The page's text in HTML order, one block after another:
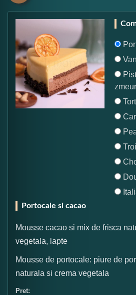
Portocale si cacao
Mousse cacao si mix de frisca
vegetala, lapte
Mousse de portocale: piure de
naturala si crema vegetala
Pret: